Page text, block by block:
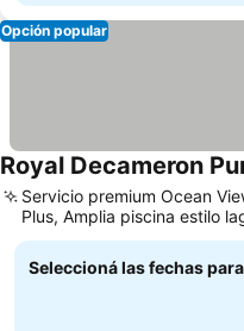
Opción popular
Royal Decameron
Servicio premium Ocean
Plus, Amplia piscina estilo
Seleccioná las fechas